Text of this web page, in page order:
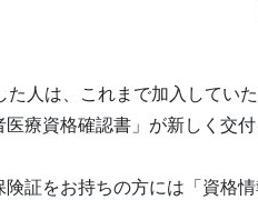
た人は、これまで加入してい
医療資格確認書」が新しく交
険証をお持ちの方には「資格